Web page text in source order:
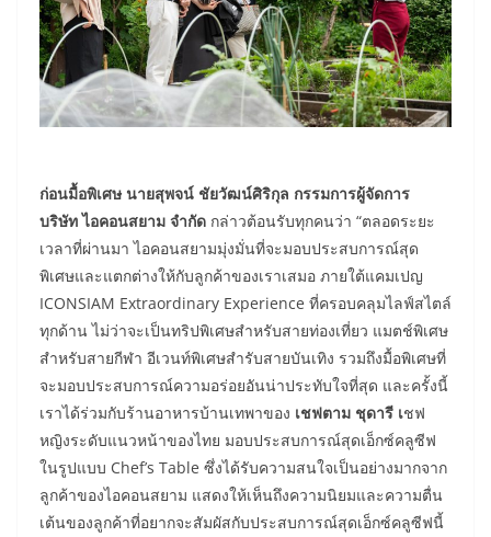
ก่อนมื้อพิเศษ นายสุพจน์ ชัยวัฒน์ศิริกุล กรรมการผู้จัดการ
บริษัท ไอคอนสยาม จำกัด กล่าวต้อนรับทุกคนว่า “ตลอดระยะ
เวลาที่ผ่านมา ไอคอนสยามมุ่งมั่นที่จะมอบประสบการณ์สุด
พิเศษและแตกต่างให้กับลูกค้าของเราเสมอ ภายใต้แคมเปญ
ICONSIAM Extraordinary Experience ที่ครอบคลุมไลฟ์สไตล์
ทุกด้าน ไม่ว่าจะเป็นทริปพิเศษสำหรับสายท่องเที่ยว แมตช์พิเศษ
สำหรับสายกีฬา อีเวนท์พิเศษสำรับสายบันเทิง รวมถึงมื้อพิเศษที่
จะมอบประสบการณ์ความอร่อยอันน่าประทับใจที่สุด และครั้งนี้
เราได้ร่วมกับร้านอาหารบ้านเทพาของ เชฟตาม ชุดารี เชฟ
หญิงระดับแนวหน้าของไทย มอบประสบการณ์สุดเอ็กซ์คลูซีฟ
ในรูปแบบ Chef’s Table ซึ่งได้รับความสนใจเป็นอย่างมากจาก
ลูกค้าของไอคอนสยาม แสดงให้เห็นถึงความนิยมและความตื่น
เต้นของลูกค้าที่อยากจะสัมผัสกับประสบการณ์สุดเอ็กซ์คลูซีฟนี้